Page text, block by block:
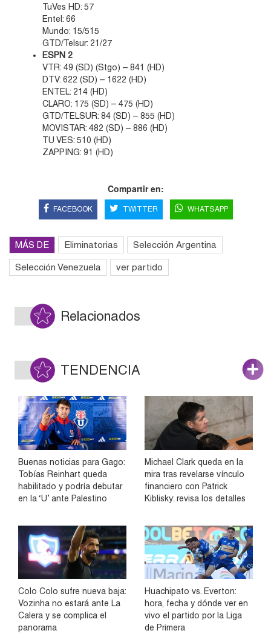
TuVes HD: 57
Entel: 66
Mundo: 15/515
GTD/Telsur: 21/27
ESPN 2
VTR: 49 (SD) (Stgo) – 841 (HD)
DTV: 622 (SD) – 1622 (HD)
ENTEL: 214 (HD)
CLARO: 175 (SD) – 475 (HD)
GTD/TELSUR: 84 (SD) – 855 (HD)
MOVISTAR: 482 (SD) – 886 (HD)
TU VES: 510 (HD)
ZAPPING: 91 (HD)
Compartir en:
FACEBOOK TWITTER WHATSAPP
MÁS DE Eliminatorias Selección Argentina
Selección Venezuela ver partido
Relacionados
TENDENCIA
Buenas noticias para Gago:
Tobías Reinhart queda
habilitado y podría debutar
en la ‘U’ ante Palestino
Michael Clark queda en la
mira tras revelarse vínculo
financiero con Patrick
Kiblisky: revisa los detalles
Colo Colo sufre nueva baja:
Vozinha no estará ante La
Calera y se complica el
panorama
Huachipato vs. Everton:
hora, fecha y dónde ver en
vivo el partido por la Liga
de Primera